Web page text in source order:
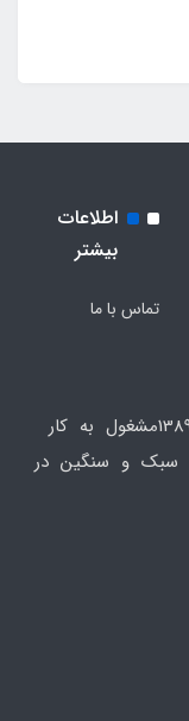
اطلاعات
بیشتر
تماس با ما
تجهیزات اندازه گیری مولتیکو از سال 1389مشغول به کار
سبک و سنگین در